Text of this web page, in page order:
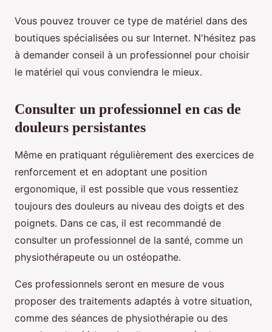
Vous pouvez trouver ce type de matériel dans des
boutiques spécialisées ou sur Internet. N'hésitez pas
à demander conseil à un professionnel pour choisir
le matériel qui vous conviendra le mieux.
Consulter un professionnel en cas de
douleurs persistantes
Même en pratiquant régulièrement des exercices de
renforcement et en adoptant une position
ergonomique, il est possible que vous ressentiez
toujours des douleurs au niveau des doigts et des
poignets. Dans ce cas, il est recommandé de
consulter un professionnel de la santé, comme un
physiothérapeute ou un ostéopathe.
Ces professionnels seront en mesure de vous
proposer des traitements adaptés à votre situation,
comme des séances de physiothérapie ou des